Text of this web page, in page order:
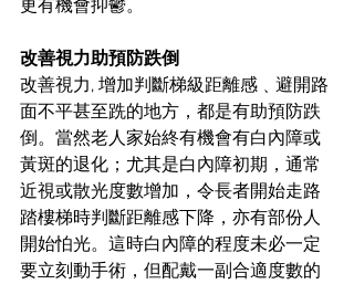
更有機會抑鬱。
改善視力助預防跌倒
改善視力, 增加判斷梯級距離感﹑避開路
面不平甚至跣的地方，都是有助預防跌
倒。當然老人家始終有機會有白內障或
黃斑的退化；尤其是白內障初期，通常
近視或散光度數增加，令長者開始走路
踏樓梯時判斷距離感下降，亦有部份人
開始怕光。這時白內障的程度未必一定
要立刻動手術，但配戴一副合適度數的